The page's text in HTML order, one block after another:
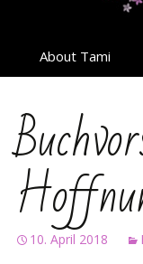
About Tami
10. April 2018